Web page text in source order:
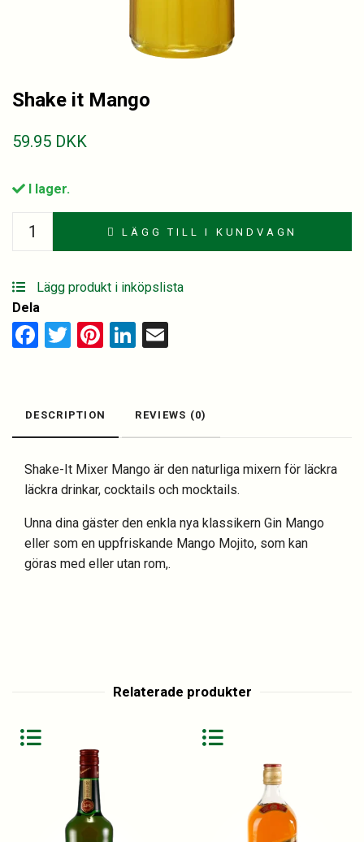
Shake it Mango
59.95 DKK
I lager.
Shake
quantity
LÄGG TILL I KUNDVAGN
Lägg produkt i inköpslista
Dela
Facebook
TwitterPinterest
LinkedIn
DESCRIPTION REVIEWS (0)
Shake-It Mixer Mango är den naturliga mixern för läckra
läckra drinkar, cocktails och mocktails.
Unna dina gäster den enkla nya klassikern Gin Mango
eller som en uppfriskande Mango Mojito, som kan
göras med eller utan rom,.
Relaterade produkter